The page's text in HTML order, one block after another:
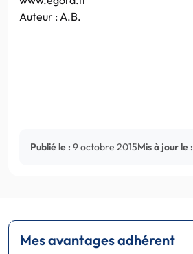
Auteur : A.B.
Publié le : 9 octobre 2015Mis à jour le :
Mes avantages adhérent